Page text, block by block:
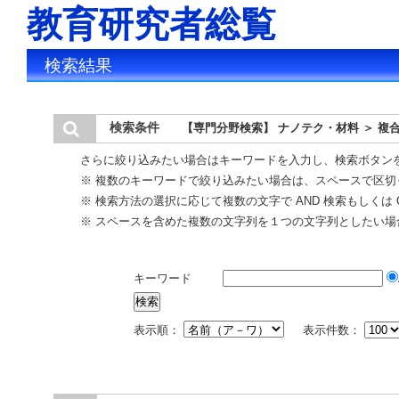
教育研究者総覧
検索結果
検索条件 【専門分野検索】 ナノテク・材料 ＞ 複
さらに絞り込みたい場合はキーワードを入力し、検索ボタ
※ 複数のキーワードで絞り込みたい場合は、スペースで区
※ 検索方法の選択に応じて複数の文字で AND 検索もしくは
※ スペースを含めた複数の文字列を１つの文字列としたい
キーワード
表示順： 表示件数：